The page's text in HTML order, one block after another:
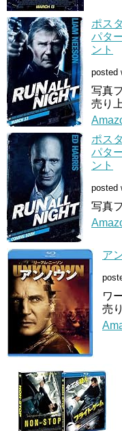
ポス
パタ
ント
posted
写真
売り
ポス
パタ
ント
posted
写真
ア
ワ
売